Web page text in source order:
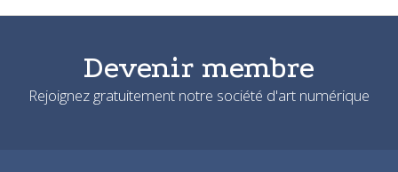
Devenir membre
Rejoignez gratuitement notre société d'art numérique